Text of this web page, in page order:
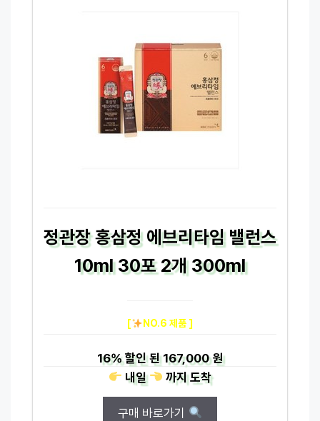
정관장 홍삼정 에브리타임 밸런스
10ml 30포 2개 300ml
[ NO.6 제품 ]
16%할인 된167,000 원
내일
까지도착
구매 바로가기